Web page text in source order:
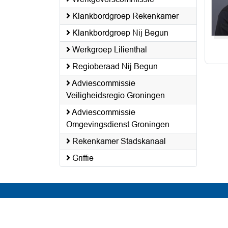
Klankbordgroep Rekenkamer
Klankbordgroep Nij Begun
Werkgroep Lilienthal
Regioberaad Nij Begun
Adviescommissie
Veiligheidsregio Groningen
Adviescommissie
Omgevingsdienst Groningen
Rekenkamer Stadskanaal
Griffie